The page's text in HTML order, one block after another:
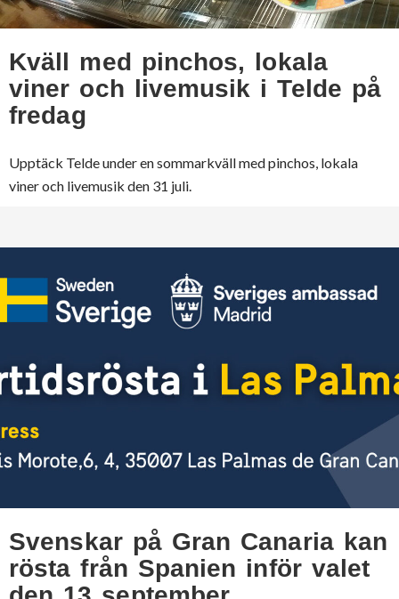
Kväll med pinchos, lokala
viner och livemusik i Telde på
fredag
Upptäck Telde under en sommarkväll med pinchos, lokala
viner och livemusik den 31 juli.
Svenskar på Gran Canaria kan
rösta från Spanien inför valet